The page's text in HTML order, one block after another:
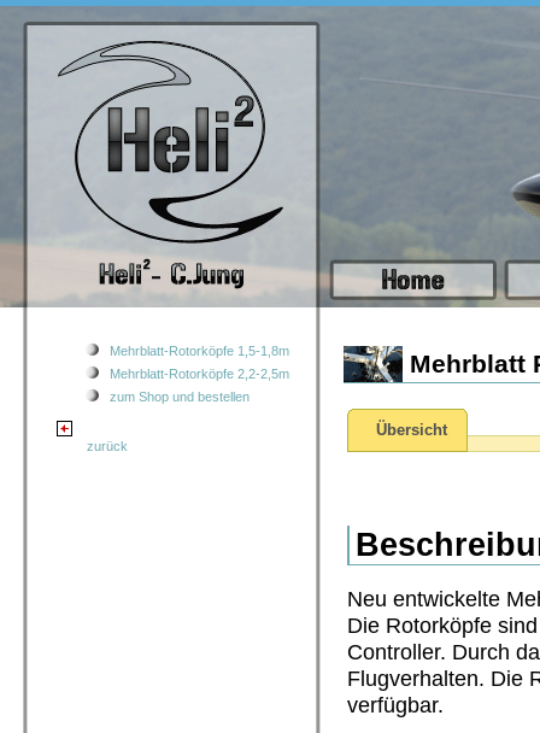
Mehrblatt-Rotorköpfe 1,5-1,8m
Mehrblatt-Rotorköpfe 2,2-2,5m
zum Shop und bestellen
zurück
Mehrblatt
Übersicht
Neu entwickelte
Die Rotorköpfe
Controller. Durch
Flugverhalten. Die
verfügbar.